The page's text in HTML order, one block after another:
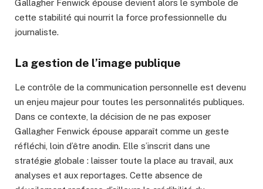
Gallagher Fenwick épouse devient alors le symbole de
cette stabilité qui nourrit la force professionnelle du
journaliste.
La gestion de l’image publique
Le contrôle de la communication personnelle est devenu
un enjeu majeur pour toutes les personnalités publiques.
Dans ce contexte, la décision de ne pas exposer
Gallagher Fenwick épouse apparaît comme un geste
réfléchi, loin d’être anodin. Elle s’inscrit dans une
stratégie globale : laisser toute la place au travail, aux
analyses et aux reportages. Cette absence de